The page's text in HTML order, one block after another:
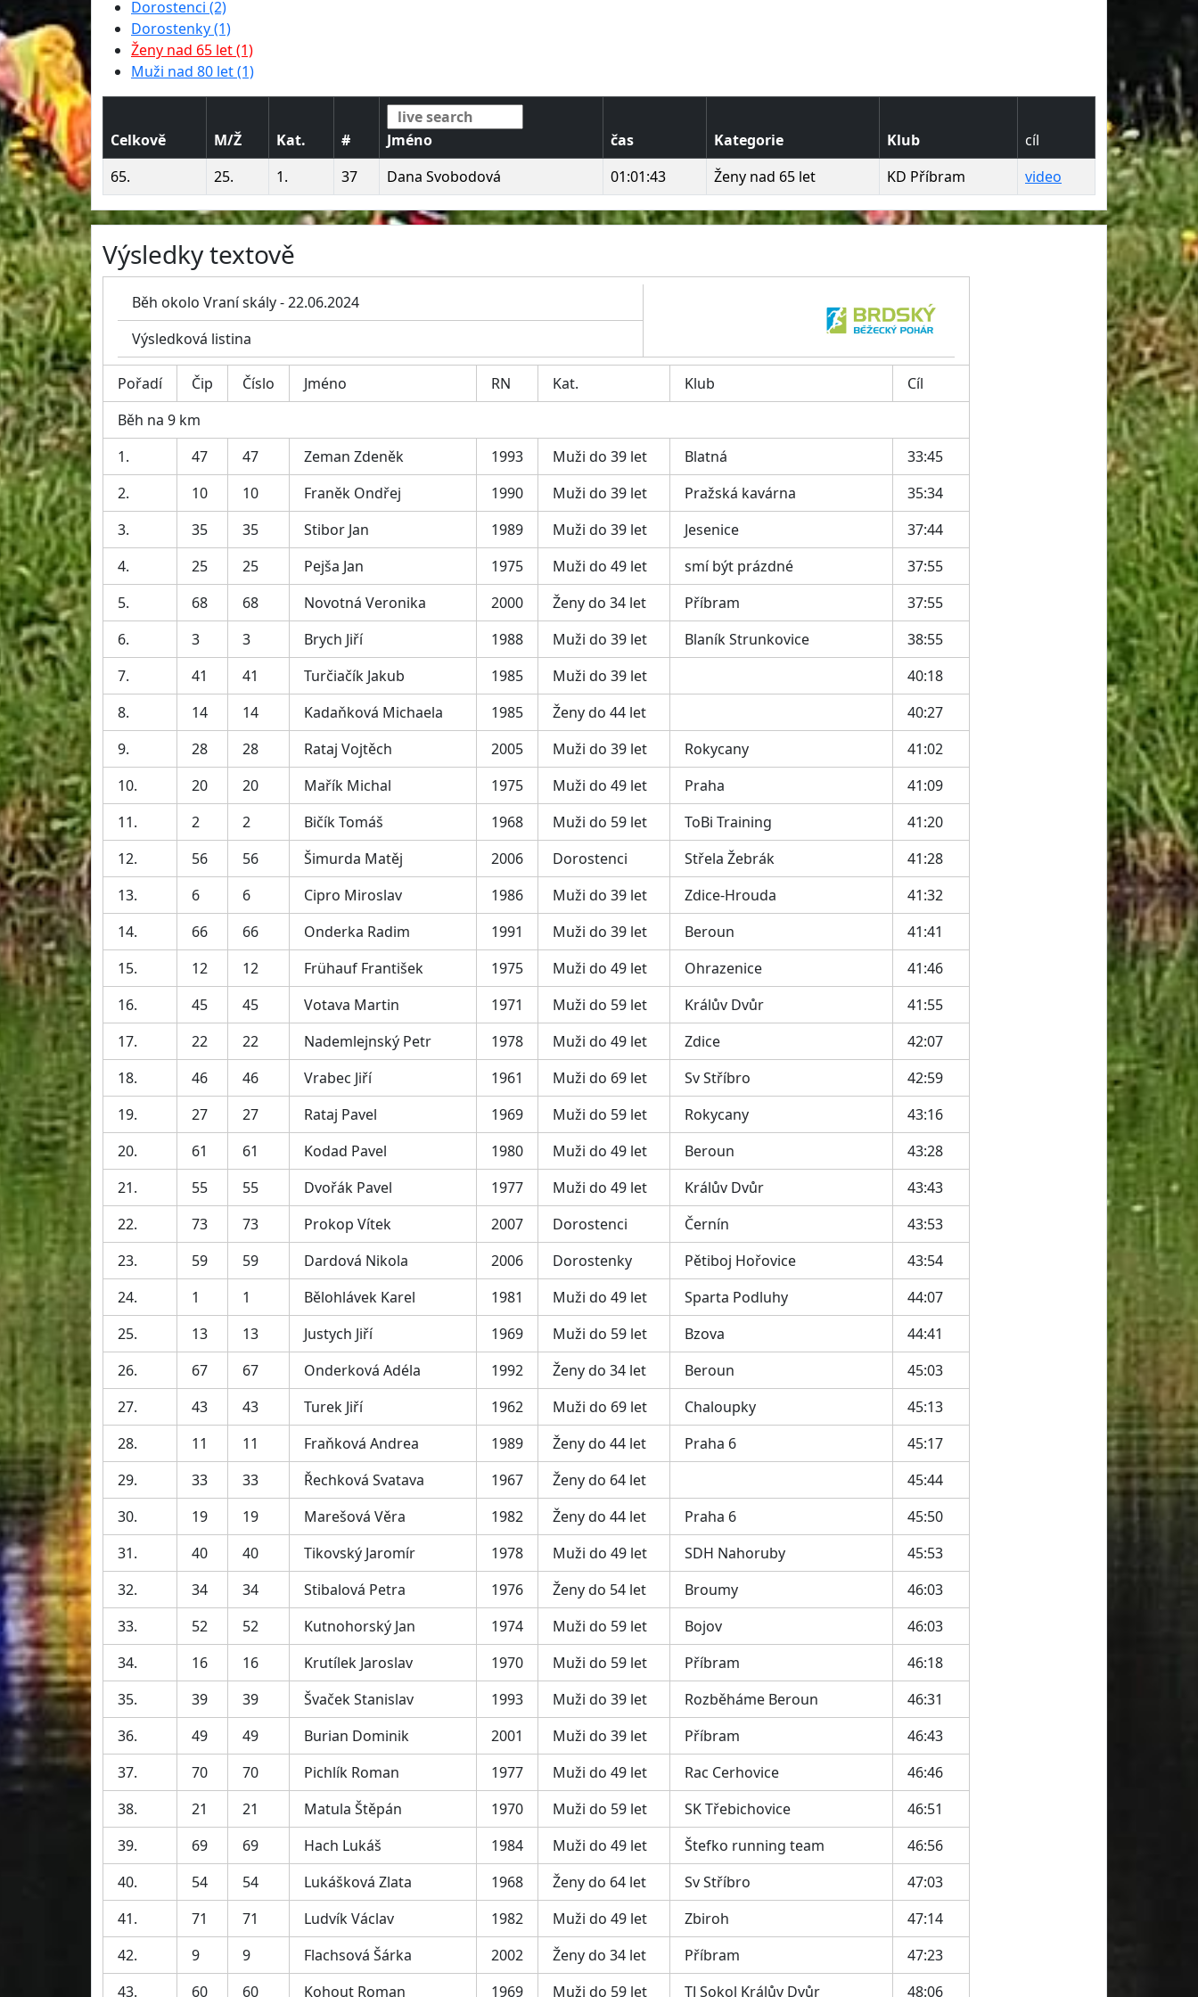
Dorostenci (2)
Dorostenky (1)
Ženy nad 65 let (1)
Muži nad 80 let (1)
Celkově M/Ž Kat. # Jméno čas Kategorie Klub
cíl
65.
25. 1. 37 Dana Svobodová 01:01:43 Ženy nad 65 let KD Příbram video
Výsledky textově
Běh okolo Vraní skály - 22.06.2024
Výsledková listina
Pořadí Čip Číslo Jméno RN Kat. Klub
Cíl
Běh na 9 km
1.
47 47 Zeman Zdeněk 1993 Muži do 39 let Blatná
33:45
2.
10 10 Franěk Ondřej 1990 Muži do 39 let Pražská kavárna
35:34
3.
35 35 Stibor Jan 1989 Muži do 39 let Jesenice
37:44
4.
25 25 Pejša Jan 1975 Muži do 49 let smí být prázdné
37:55
5.
68 68 Novotná Veronika 2000 Ženy do 34 let Příbram
37:55
6.
3 3 Brych Jiří 1988 Muži do 39 let Blaník Strunkovice
38:55
7.
41 41 Turčiačík Jakub 1985 Muži do 39 let
40:18
8.
14 14 Kadaňková Michaela 1985 Ženy do 44 let
40:27
9.
28 28 Rataj Vojtěch 2005 Muži do 39 let Rokycany
41:02
10.
20 20 Mařík Michal 1975 Muži do 49 let Praha
41:09
11.
2 2 Bičík Tomáš 1968 Muži do 59 let ToBi Training
41:20
12.
56 56 Šimurda Matěj 2006 Dorostenci Střela Žebrák
41:28
13.
6 6 Cipro Miroslav 1986 Muži do 39 let Zdice-Hrouda
41:32
14.
66 66 Onderka Radim 1991 Muži do 39 let Beroun
41:41
15.
12 12 Frühauf František 1975 Muži do 49 let Ohrazenice
41:46
16.
45 45 Votava Martin 1971 Muži do 59 let Králův Dvůr
41:55
17.
22 22 Nademlejnský Petr 1978 Muži do 49 let Zdice
42:07
18.
46 46 Vrabec Jiří 1961 Muži do 69 let Sv Stříbro
42:59
19.
27 27 Rataj Pavel 1969 Muži do 59 let Rokycany
43:16
20.
61 61 Kodad Pavel 1980 Muži do 49 let Beroun
43:28
21.
55 55 Dvořák Pavel 1977 Muži do 49 let Králův Dvůr
43:43
22.
73 73 Prokop Vítek 2007 Dorostenci Černín
43:53
23.
59 59 Dardová Nikola 2006 Dorostenky Pětiboj Hořovice
43:54
24.
1 1 Bělohlávek Karel 1981 Muži do 49 let Sparta Podluhy
44:07
25.
13 13 Justych Jiří 1969 Muži do 59 let Bzova
44:41
26.
67 67 Onderková Adéla 1992 Ženy do 34 let Beroun
45:03
27.
43 43 Turek Jiří 1962 Muži do 69 let Chaloupky
45:13
28.
11 11 Fraňková Andrea 1989 Ženy do 44 let Praha 6
45:17
29.
33 33 Řechková Svatava 1967 Ženy do 64 let
45:44
30.
19 19 Marešová Věra 1982 Ženy do 44 let Praha 6
45:50
31.
40 40 Tikovský Jaromír 1978 Muži do 49 let SDH Nahoruby
45:53
32.
34 34 Stibalová Petra 1976 Ženy do 54 let Broumy
46:03
33.
52 52 Kutnohorský Jan 1974 Muži do 59 let Bojov
46:03
34.
16 16 Krutílek Jaroslav 1970 Muži do 59 let Příbram
46:18
35.
39 39 Švaček Stanislav 1993 Muži do 39 let Rozběháme Beroun
46:31
36.
49 49 Burian Dominik 2001 Muži do 39 let Příbram
46:43
37.
70 70 Pichlík Roman 1977 Muži do 49 let Rac Cerhovice
46:46
38.
21 21 Matula Štěpán 1970 Muži do 59 let SK Třebichovice
46:51
39.
69 69 Hach Lukáš 1984 Muži do 49 let Štefko running team
46:56
40.
54 54 Lukášková Zlata 1968 Ženy do 64 let Sv Stříbro
47:03
41.
71 71 Ludvík Václav 1982 Muži do 49 let Zbiroh
47:14
42.
9 9 Flachsová Šárka 2002 Ženy do 34 let Příbram
47:23
43.
60 60 Kohout Roman 1969 Muži do 59 let TJ Sokol Králův Dvůr 48:06